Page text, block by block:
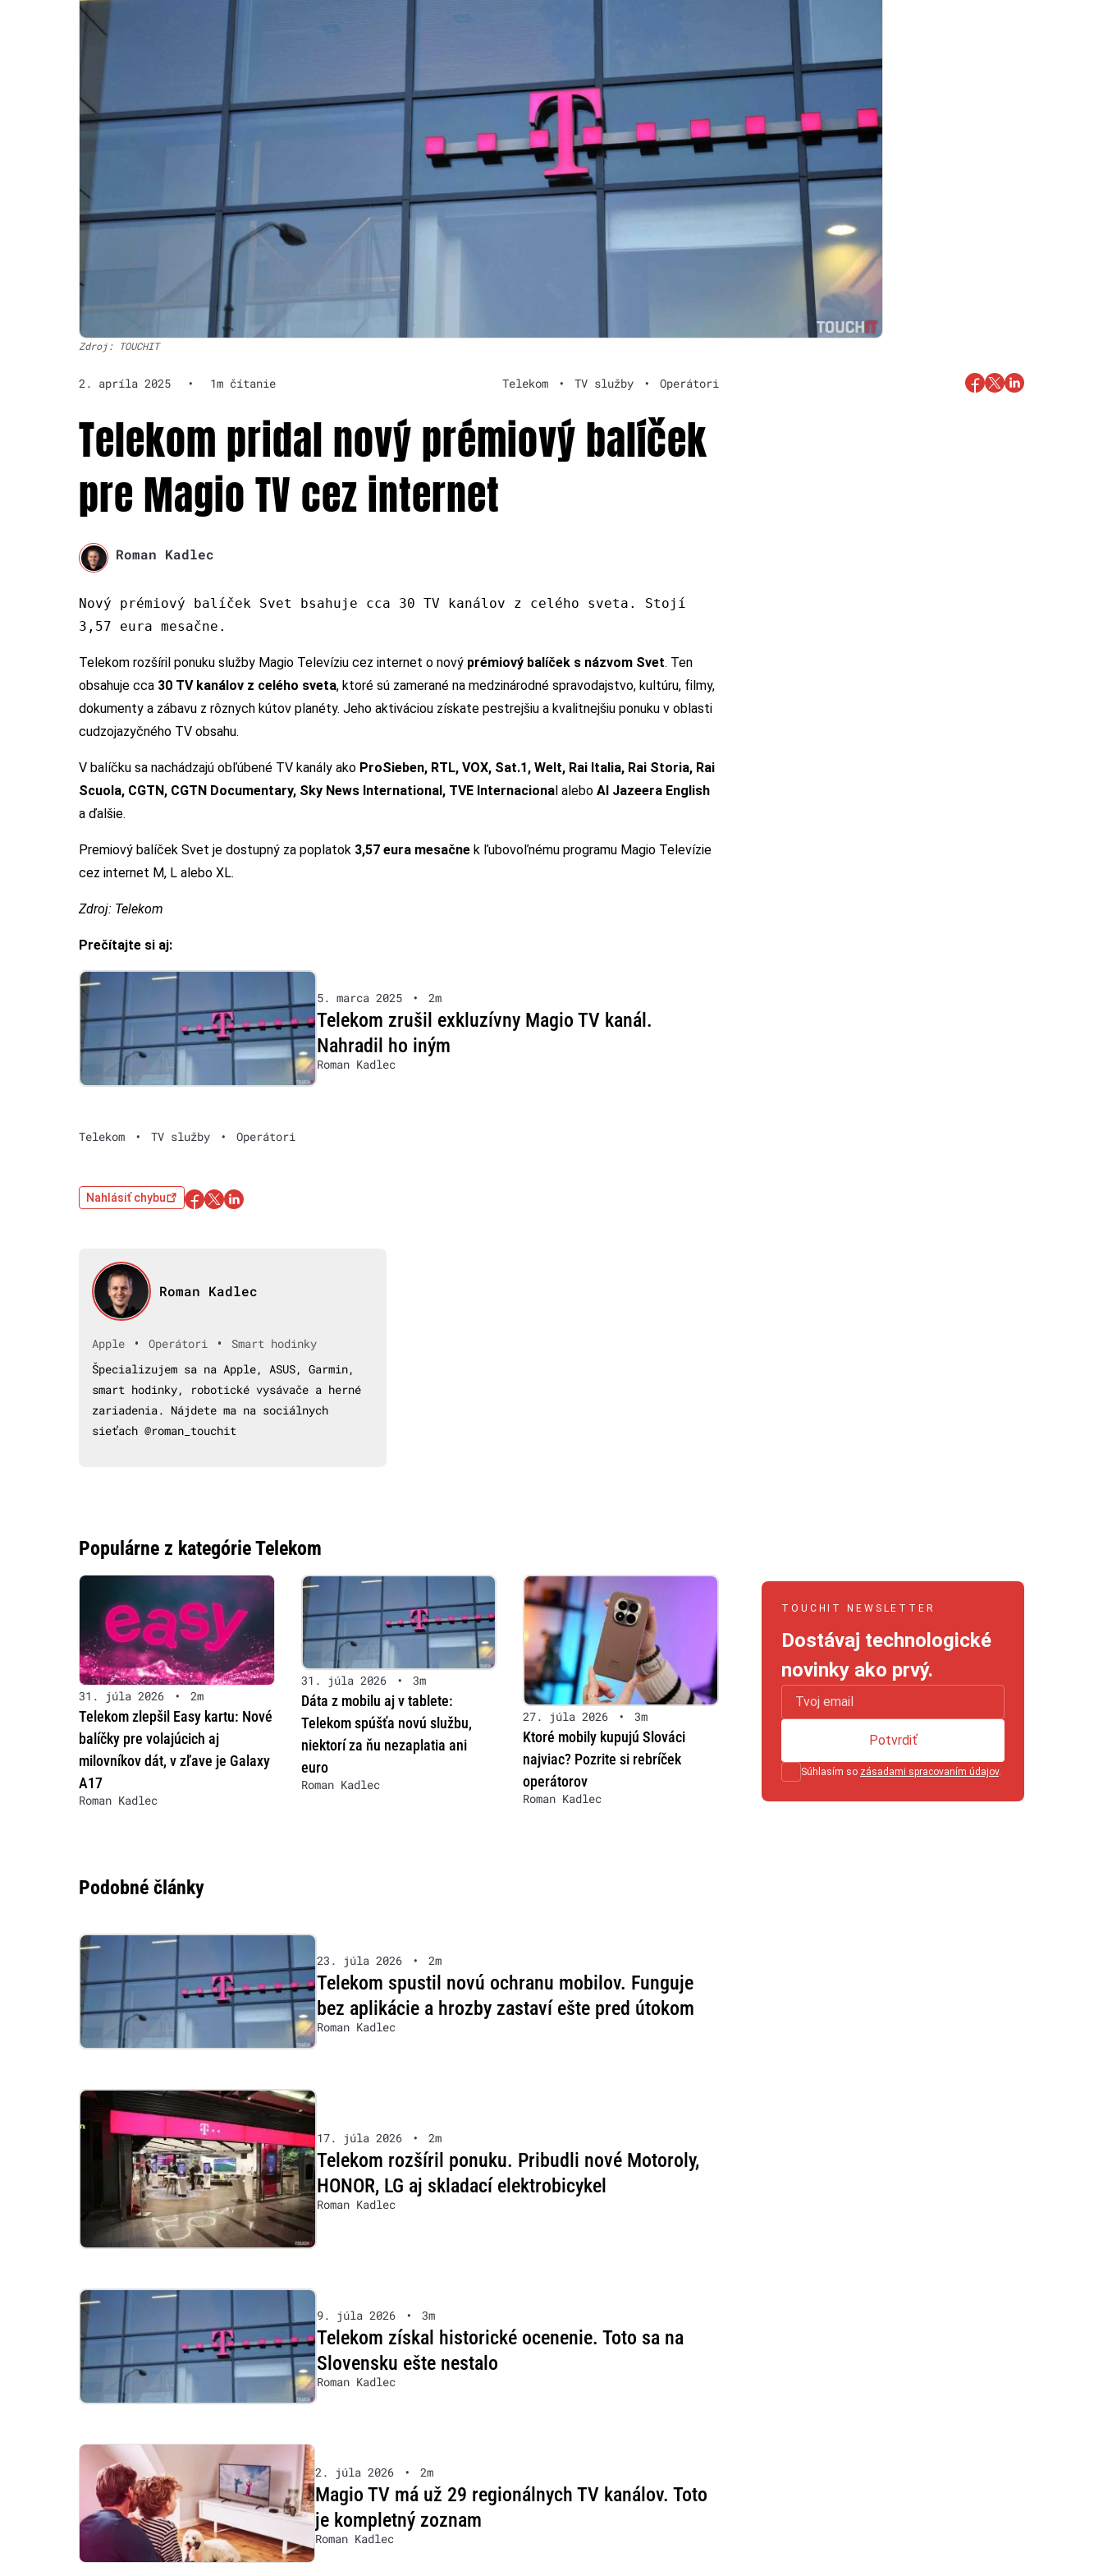
Zdroj: TOUCHIT
2. apríla 2025 • 1m čítanie Telekom • TV služby • Operátori
Telekom pridal nový prémiový balíček
pre Magio TV cez internet
Roman Kadlec
Nový prémiový balíček Svet bsahuje cca 30 TV kanálov z celého sveta. Stojí
3,57 eura mesačne.
Telekom rozšíril ponuku služby Magio Televíziu cez internet o nový prémiový balíček s názvom Svet. Ten
obsahuje cca 30 TV kanálov z celého sveta, ktoré sú zamerané na medzinárodné spravodajstvo, kultúru, filmy,
dokumenty a zábavu z rôznych kútov planéty. Jeho aktiváciou získate pestrejšiu a kvalitnejšiu ponuku v oblasti
cudzojazyčného TV obsahu.
V balíčku sa nachádzajú obľúbené TV kanály ako ProSieben, RTL, VOX, Sat.1, Welt, Rai Italia, Rai Storia, Rai
Scuola, CGTN, CGTN Documentary, Sky News International, TVE Internaciona l alebo Al Jazeera English
a ďalšie.
Premiový balíček Svet je dostupný za poplatok 3,57 eura mesačne k ľubovoľnému programu Magio Televízie
cez internet M, L alebo XL.
Zdroj: Telekom
Prečítajte si aj:
5. marca 2025 • 2m
Telekom zrušil exkluzívny Magio TV kanál.
Nahradil ho iným
Roman Kadlec
Telekom • TV služby • Operátori
Nahlásiť chybu
Roman Kadlec
Apple • Operátori •
Smart hodinky
Špecializujem sa na Apple, ASUS, Garmin,
smart hodinky, robotické vysávače a herné
zariadenia. Nájdete ma na sociálnych
sieťach @roman_touchit
Populárne z kategórie Telekom
31. júla 2026 • 2m
Telekom zlepšil Easy kartu: Nové
balíčky pre volajúcich aj
milovníkov dát, v zľave je Galaxy
A17
Roman Kadlec
31. júla 2026 • 3m
Dáta z mobilu aj v tablete:
Telekom spúšťa novú službu,
niektorí za ňu nezaplatia ani
euro
Roman Kadlec
27. júla 2026 • 3m
Ktoré mobily kupujú Slováci
najviac? Pozrite si rebríček
operátorov
Roman Kadlec
Podobné články
23. júla 2026 • 2m
Telekom spustil novú ochranu mobilov. Funguje
bez aplikácie a hrozby zastaví ešte pred útokom
Roman Kadlec
17. júla 2026 • 2m
Telekom rozšíril ponuku. Pribudli nové Motoroly,
HONOR, LG aj skladací elektrobicykel
Roman Kadlec
9. júla 2026 • 3m
Telekom získal historické ocenenie. Toto sa na
Slovensku ešte nestalo
Roman Kadlec
2. júla 2026 • 2m
Magio TV má už 29 regionálnych TV kanálov. Toto
je kompletný zoznam
Roman Kadlec
TOUCHIT NEWSLETTER
Dostávaj technologické
novinky ako prvý.
Súhlasím so zásadami spracovaním údajov.
Potvrdiť